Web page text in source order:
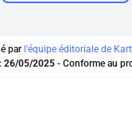
par l'équipe éditoriale de
26/05/2025 - Conforme au